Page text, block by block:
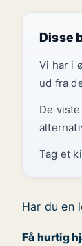
Disse
Vi har i
ud fra
De
Tag et
Har du en
Få hurtig